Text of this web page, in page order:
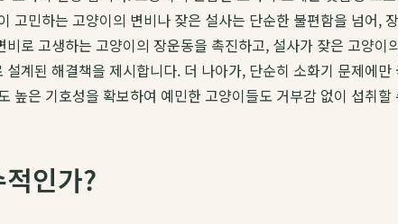
고민하는 고양이의 변비나 잦은 설사는 단순한 불편함을 넘어,
로 고생하는 고양이의 장운동을 촉진하고, 설사가 잦은 고양
계된 해결책을 제시합니다. 더 나아가, 단순히 소화기 문제에
높은 기호성을 확보하여 예민한 고양이들도 거부감 없이 섭취
인가?